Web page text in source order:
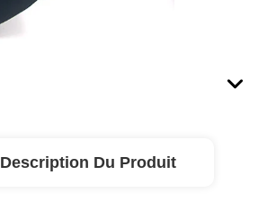
Description Du Produit